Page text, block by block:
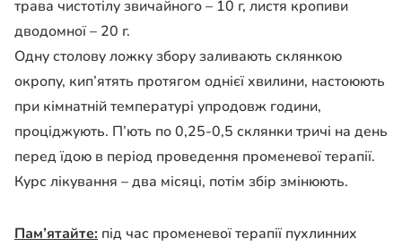
трава чистотілу звичайного – 10 г, листя кропиви
дводомної – 20 г.
Одну столову ложку збору заливають склянкою
окропу, кип’ятять протягом однієї хвилини, настоюють
при кімнатнійтемпературі упродовж години,
проціджують. П’ють по 0,25-0,5 склянки тричі на день
перед їдою в період проведення променевої терапії.
Курс лікування – два місяці, потім збір змінюють.
Пам’ятайте: під час променевої терапії пухлинних